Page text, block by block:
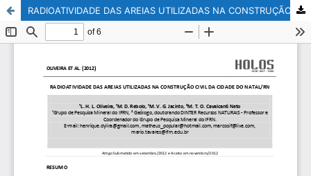
RADIOATIVIDADE DAS AREIAS UTILIZADAS NA CONSTRUÇÃO CIVIL DA CIDADE DO NATAL/RN